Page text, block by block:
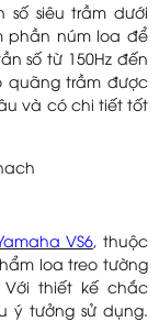
số siêu trầm dưới
phần núm loa để
số từ 150Hz đến
quãng trầm được
và có chi tiết tốt
VS6, thuộc
loa treo tường
Với thiết kế chắc
ý tưởng sử dụng.